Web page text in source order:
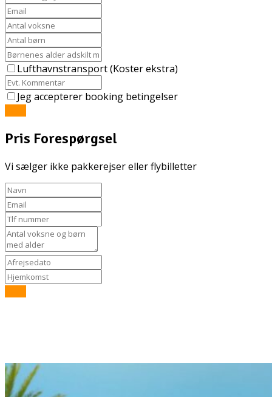
Lufthavnstransport (Koster ekstra)
Jeg accepterer booking betingelser
Pris Forespørgsel
Vi sælger ikke pakkerejser eller flybilletter